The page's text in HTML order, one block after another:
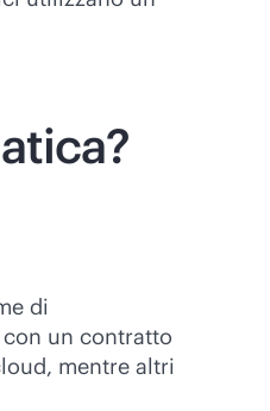
di
un contratto
mentre altri